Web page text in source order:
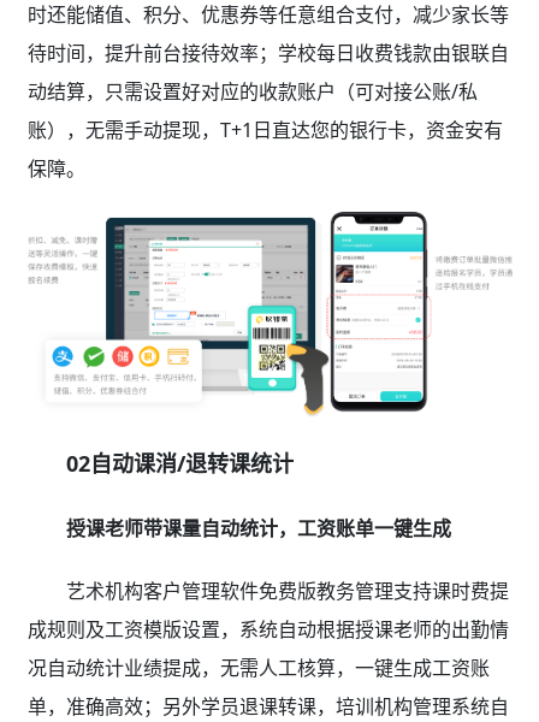
时还能储值、积分、优惠券等任意组合支付，减少家长等
待时间，提升前台接待效率；学校每日收费钱款由银联自
动结算，只需设置好对应的收款账户（可对接公账/私
账），无需手动提现，T+1日直达您的银行卡，资金安有
保障。
02自动课消/退转课统计
授课老师带课量自动统计，工资账单一键生成
艺术机构客户管理软件免费版教务管理支持课时费提
成规则及工资模版设置，系统自动根据授课老师的出勤情
况自动统计业绩提成，无需人工核算，一键生成工资账
单，准确高效；另外学员退课转课，培训机构管理系统自